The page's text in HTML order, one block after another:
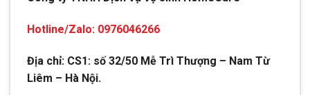
Hotline/Zalo: 0976046266
Địa chỉ: CS1: số 32/50 Mễ Trì Thượng – Nam Từ
Liêm – Hà Nội.